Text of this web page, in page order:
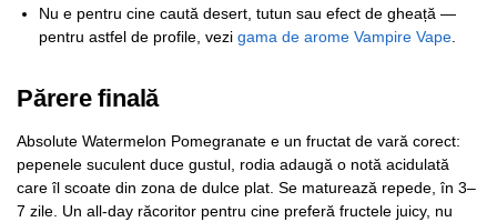
Nu e pentru cine caută desert, tutun sau efect de gheață —
pentru astfel de profile, vezi gama de arome Vampire Vape
Părere finală
Absolute Watermelon Pomegranate e un fructat de vară corect:
pepenele suculent duce gustul, rodia adaugă o notă acidulată
care îl scoate din zona de dulce plat. Se maturează repede, în 3–
7 zile. Un all-day răcoritor pentru cine preferă fructele juicy, nu